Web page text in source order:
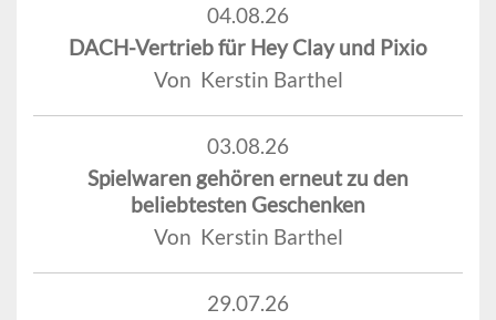
04.08.26
DACH-Vertrieb für Hey Clay und Pixio
Von Kerstin Barthel
03.08.26
Spielwaren gehören erneut zu den
beliebtesten Geschenken
Von Kerstin Barthel
29.07.26